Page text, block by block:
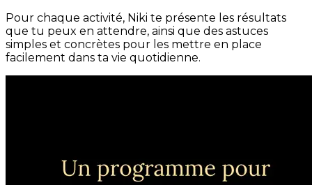
Pour chaque activité, Niki te présente les résultats
que tu peux en attendre, ainsi que des astuces
simples et concrètes pour les mettre en place
facilement dans ta vie quotidienne.